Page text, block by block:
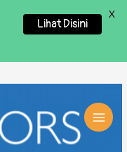
Lihat Disini
X